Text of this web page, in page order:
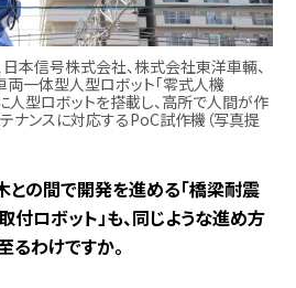
本信号株式会社、株式会社東洋車輛、
一体型人型ロボット「零式人機
人型ロボットを搭載し、高所で人間が作
ナンスに対応するPoC試作機（写真提
との間で開発を進める「橋梁耐震
ロボット」も、同じような進め方
わけですか。